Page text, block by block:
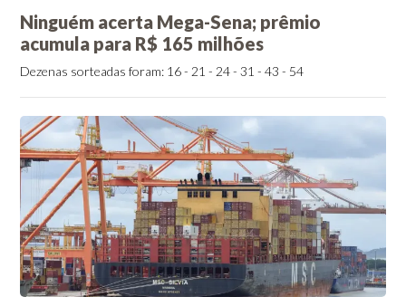
Ninguém acerta Mega-Sena; prêmio
acumula para R$ 165 milhões
Dezenas sorteadas foram: 16 - 21 - 24 - 31 - 43 - 54